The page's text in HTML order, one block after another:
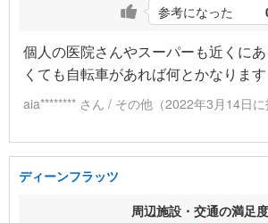
参考になった
個人の医院さんやスーパーも近くに
くても自転車があれば何とかなります
aia******** さん / その他（2022年3月14日に
ディーンフラッツ
周辺施設・交通の満足度